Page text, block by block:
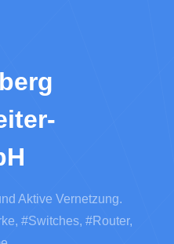
Aktive Vernetzung.
#Switches, #Router,